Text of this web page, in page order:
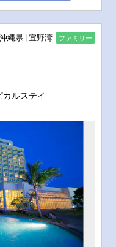
沖縄県 宜野湾 ファミリー
ルステイ